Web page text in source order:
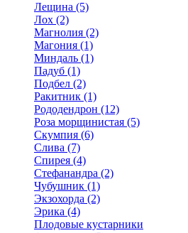
Лещина (5)
Лох (2)
Магнолия (2)
Магония (1)
Миндаль (1)
Падуб (1)
Подбел (2)
Ракитник (1)
Рододендрон (12)
Роза морщинистая (5)
Скумпия (6)
Слива (7)
Спирея (4)
Стефанандра (2)
Чубушник (1)
Экзохорда (2)
Эрика (4)
Плодовые кустарники